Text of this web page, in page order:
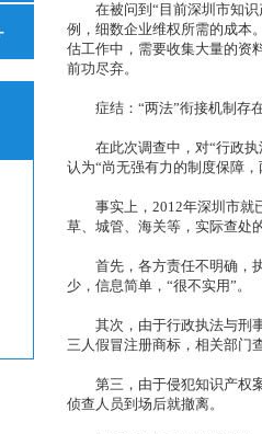
在被问到“目前深圳市知识
例，细数企业维权所需的成本
估工作中，需要收集大量的资
前功尽弃。
症结：“两法”衔接机制存
在此次调查中，对“行政执
认为“尚无强有力的制度保障
事实上，2012年深圳市就已
草、城管、海关等，实际查处
首先，各方责任不明确，执
少，信息简单，“很不实用”。
其次，由于行政执法与刑事
三人假冒注册商标，相关部门
第三，由于侵犯知识产权案
侦查人员到场后就撤离。